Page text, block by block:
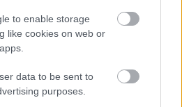
to enable storage
like cookies on web or
data to be sent to
purposes.
érdemit is mondjak a
azt kérdezem a mém
azoktól, akik lelkendezve
tényleg komolyan
efféle bemutatósdi egy tett?
vagyok megjegyezni: